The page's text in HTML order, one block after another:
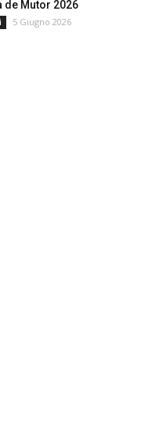
de Mutor 2026
5 Giugno 2026